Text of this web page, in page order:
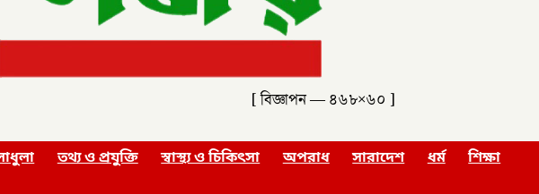
[ বিজ্ঞাপন — ৪৬৮×৬০ ]
তথ্য ও প্রযুক্তি স্বাস্থ্য ও চিকিৎসা অপরাধ সারাদেশ ধর্ম শিক্ষা